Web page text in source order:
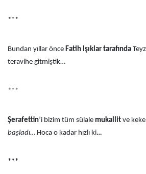
***
Bundan yıllar önce Fatih Işıklar tarafında
teravihe gitmiştik…
***
Şerafettin’i bizim tüm sülale mukallit ve
başladı… Hoca o kadar hızlı ki…
***